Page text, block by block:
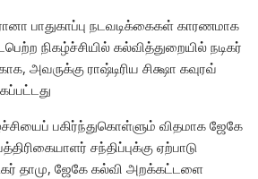
பாதுகாப்பு நடவடிக்கைகள் காரணமாக
நிகழ்ச்சியில் கல்வித்துறையில் நடிகர்
அவருக்கு ராஷ்டிரிய சிக்ஷா கவுரவ்
பகிர்ந்துகொள்ளும் விதமாக ஜேகே
சந்திப்புக்கு ஏற்பாடு
தாமு, ஜேகே கல்வி அறக்கட்டளை